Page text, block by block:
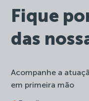
Fique
das
Acompanhe a
em primeira mão